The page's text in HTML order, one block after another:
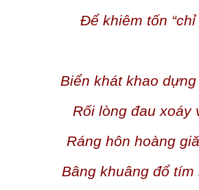
Để khiêm tốn
Biển khát khao
Rối lòng đau xoáy
Ráng hôn hoàng
Bâng khuâng đổ